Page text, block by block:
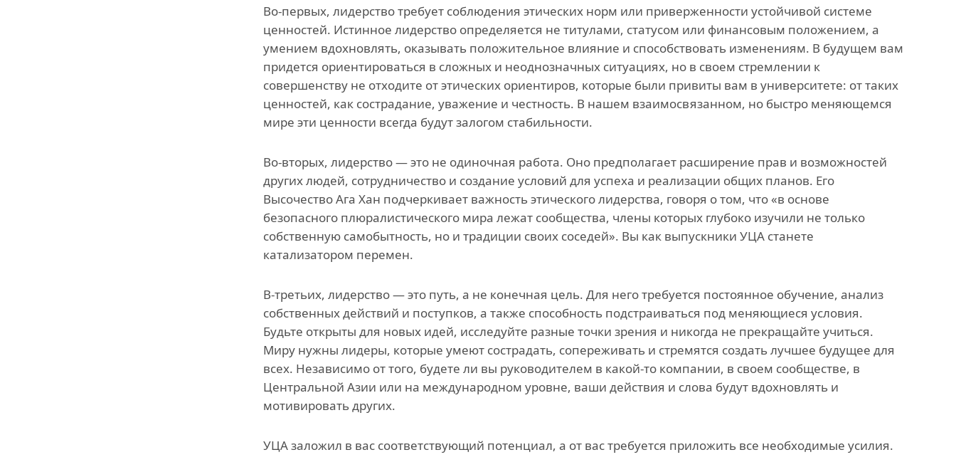
Во-первых, лидерство требует соблюдения этических норм или приверженности устойчивой системе
ценностей. Истинное лидерство определяется не титулами, статусом или финансовым положением, а
умением вдохновлять, оказывать положительное влияние и способствовать изменениям. В будущем вам
придется ориентироваться в сложных и неоднозначных ситуациях, но в своем стремлении к
совершенству не отходите от этических ориентиров, которые были привиты вам в университете: от таких
ценностей, как сострадание, уважение и честность. В нашем взаимосвязанном, но быстро меняющемся
мире эти ценности всегда будут залогом стабильности.
Во-вторых, лидерство — это не одиночная работа. Оно предполагает расширение прав и возможностей
других людей, сотрудничество и создание условий для успеха и реализации общих планов. Его
Высочество Ага Хан подчеркивает важность этического лидерства, говоря о том, что «в основе
безопасного плюралистического мира лежат сообщества, члены которых глубоко изучили не только
собственную самобытность, но и традиции своих соседей». Вы как выпускники УЦА станете
катализатором перемен.
В-третьих, лидерство — это путь, а не конечная цель. Для него требуется постоянное обучение, анализ
собственных действий и поступков, а также способность подстраиваться под меняющиеся условия.
Будьте открыты для новых идей, исследуйте разные точки зрения и никогда не прекращайте учиться.
Миру нужны лидеры, которые умеют сострадать, сопереживать и стремятся создать лучшее будущее для
всех. Независимо от того, будете ли вы руководителем в какой-то компании, в своем сообществе, в
Центральной Азии или на международном уровне, ваши действия и слова будут вдохновлять и
мотивировать других.
УЦА заложил в вас соответствующий потенциал, а от вас требуется приложить все необходимые усилия.